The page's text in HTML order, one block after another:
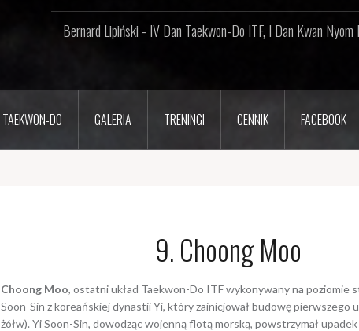
Bernard Lipiński - IV Dan Taekwon-Do ITF, I Dan Kwan Nyom
TAEKWON-DO GALERIA TRENINGI CENNIK FACEBOOK
9. Choong Moo
Choong Moo, ostatni układ Taekwon-Do ITF wykonywany na poziomie
Soon-Sin z koreańskiej dynastii Yi, który zainicjował budowę
żółw). Yi Soon-Sin, dowodząc wojenną flotą morską, powstrzymał